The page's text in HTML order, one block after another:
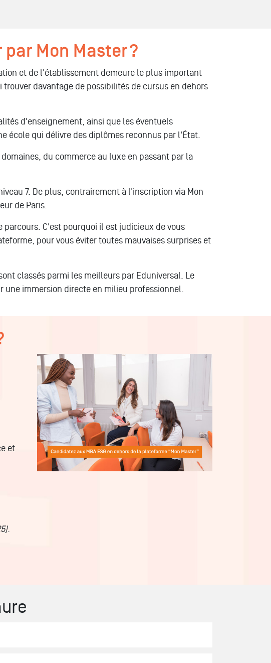
Mon Master ?
et de l'établissement demeure le plus important
davantage de possibilités de cursus en dehors
d'enseignement, ainsi que les éventuels
école qui délivre des diplômes reconnus par l'État.
du commerce au luxe en passant par la
7. De plus, contrairement à l'inscription via Mon
de Paris.
C'est pourquoi il est judicieux de vous
pour vous éviter toutes mauvaises surprises et
classés parmi les meilleurs par Eduniversal. Le
immersion directe en milieu professionnel.
et
.